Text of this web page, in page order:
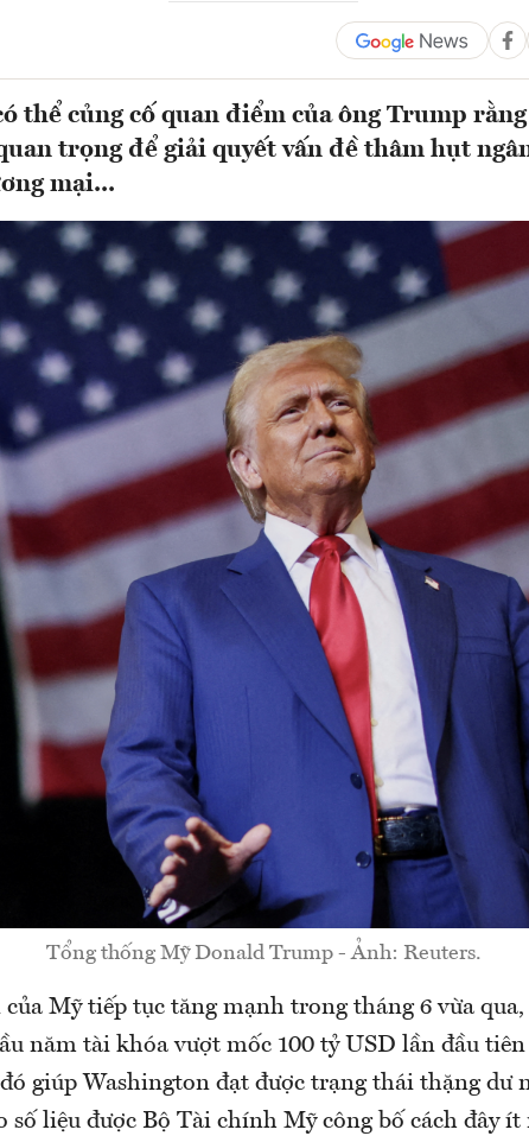
thể củng cố quan điểm của ông Trump
trọng để giải quyết vấn đề thâm hụt
mại...
Tổng thống Mỹ Donald Trump - Ảnh: Reuters.
Mỹ tiếp tục tăng mạnh trong tháng 6 vừa
năm tài khóa vượt mốc 100 tỷ USD lần đầu
giúp Washington đạt được trạng thái thặng dư
số liệu được Bộ Tài chính Mỹ công bố cách đây ít